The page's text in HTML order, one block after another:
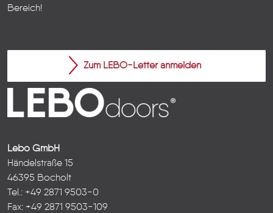
Bereich!
Zum LEBO-Letter anmelden
Lebo GmbH
Händelstraße 15
46395 Bocholt
Tel.: +49 2871 9503-0
Fax: +49 2871 9503-109